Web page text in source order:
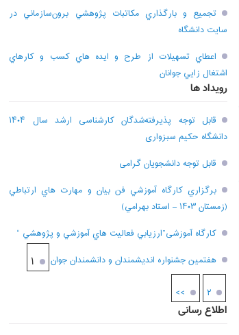
تجميع و بارگذاري مکاتبات پژوهشي برون‌سازماني در
سايت دانشگاه
اعطاي تسهيلات از طرح و ايده هاي کسب و کارهاي
اشتغال زايي جوانان
رویداد ها
قابل توجه پذیرفته‌شدگان کارشناسی ارشد سال ۱۴۰۴
دانشگاه حکیم سبزواری
قابل توجه دانشجویان گرامی
برگزاري کارگاه آموزشي فن بيان و مهارت هاي ارتباطي
(زمستان ۱۴۰۳ – استاد بهرامي)
کارگاه آموزشی”ارزيابي فعاليت هاي آموزشي و پژوهشي “
هفتمين جشنواره انديشمندان و دانشمندان جوان
۱
۲ >>
اطلاع رسانی